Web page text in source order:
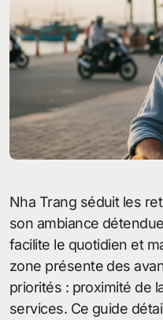
Nha Trang séduit les retraités avec ses plages et
son ambiance
facilite le quotidien et
zone présente des
priorités : proximité de
services. Ce guide